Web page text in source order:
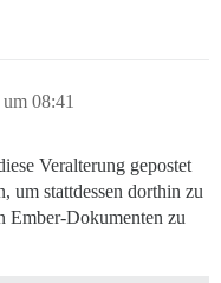
08:41
Veralterung gepostet
um stattdessen dorthin zu
Ember-Dokumenten zu